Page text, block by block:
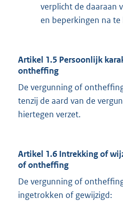
verplicht de daaraan
en beperkingen na
Artikel 1.5 Persoonlijk
ontheffing
De vergunning of
tenzij de aard van de
hiertegen verzet.
Artikel 1.6 Intrekking of
of ontheffing
De vergunning of
ingetrokken of gewijzigd: